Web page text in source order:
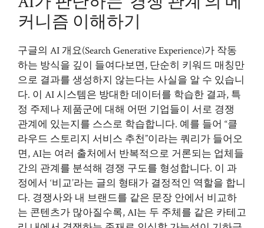
커니즘 이해하기
구글의 AI 개요(Search Generative Experience)가 작동
하는 방식을 깊이 들여다보면, 단순히 키워드 매칭만
으로 결과를 생성하지 않는다는 사실을 알 수 있습니
다. 이 AI 시스템은 방대한 데이터를 학습한 결과, 특
정 주제나 제품군에 대해 어떤 기업들이 서로 경쟁
관계에 있는지를 스스로 학습합니다. 예를 들어 “클
라우드 스토리지 서비스 추천”이라는 쿼리가 들어오
면, AI는 여러 출처에서 반복적으로 거론되는 업체들
간의 관계를 분석해 경쟁 구도를 형성합니다. 이 과
정에서 ‘비교’라는 글의 형태가 결정적인 역할을 합니
다. 경쟁사와 내 브랜드를 같은 문장 안에서 비교하
는 콘텐츠가 많아질수록, AI는 두 주체를 같은 카테고